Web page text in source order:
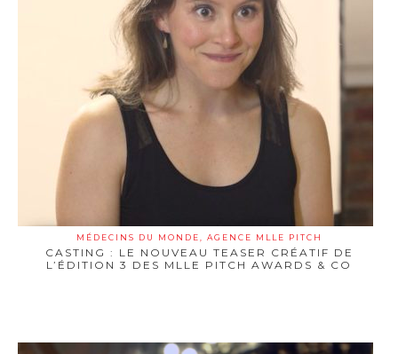
MÉDECINS DU MONDE, AGENCE MLLE PITCH
CASTING : LE NOUVEAU TEASER CRÉATIF DE
L’ÉDITION 3 DES MLLE PITCH AWARDS & CO